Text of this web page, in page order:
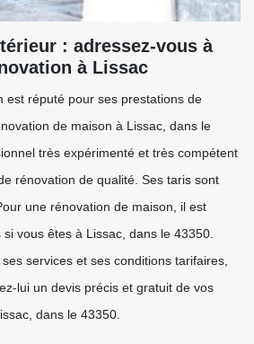
: adressez-vous à
à Lissac
est réputé pour ses prestations de
de maison à Lissac, dans le
très expérimenté et très compétent
rénovation de qualité. Ses taris sont
une rénovation de maison, il est
vous êtes à Lissac, dans le 43350.
services et ses conditions tarifaires,
lui un devis précis et gratuit de vos
dans le 43350.